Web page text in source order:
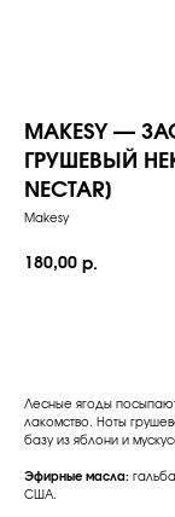
MAKESY —
ГРУШЕВЫЙ
NECTAR]
Makesy
180,00 р.
Лесные ягоды
лакомство. Ноты
базу из яблони и
Эфирные масла:
США.